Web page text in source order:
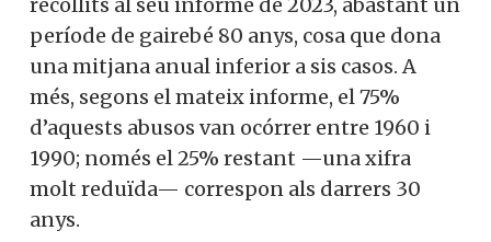
període de gairebé 80 anys, cosa que dona
una mitjana anual inferior a sis casos. A
més, segons el mateix informe, el 75%
d’aquests abusos van ocórrer entre 1960 i
1990; només el 25% restant —una xifra
molt reduïda— correspon als darrers 30
anys.